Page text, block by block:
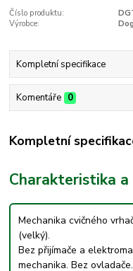
Číslo produktu:
Výrobce:
Kompletní specifikace
Komentáře 0
Kompletní
Charakteristika a
Mechanika cvičného
(velký).
Bez přijímače a
mechanika. Bez ovladače.